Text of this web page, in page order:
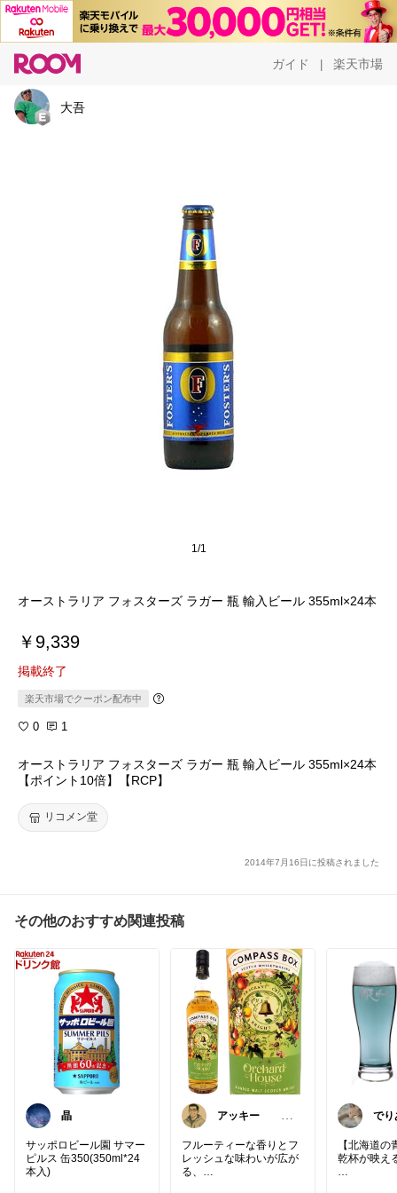
ガイド 楽天市場
大吾
1/1
オーストラリア フォスターズ ラガー 瓶 輸入ビール 355ml×24本
￥9,339
掲載終了
楽天市場でクーポン配布中
0 1
オーストラリア フォスターズ ラガー 瓶 輸入ビール 355ml×24本
【ポイント10倍】【RCP】
リコメン堂
2014年7月16日に投稿されました
その他のおすすめ関連投稿
晶
サッポロビール園 サマー
ピルス 缶350(350ml*24
本入)
アッキー 6
💪
フルーティーな香りとフ
レッシュな味わいが広が
る、
で
【北海道
乾杯が映え